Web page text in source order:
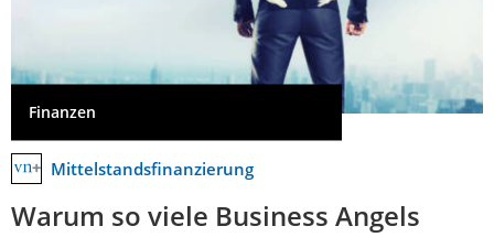
Finanzen
Mittelstandsfinanzierung
Warum so viele Business Angels